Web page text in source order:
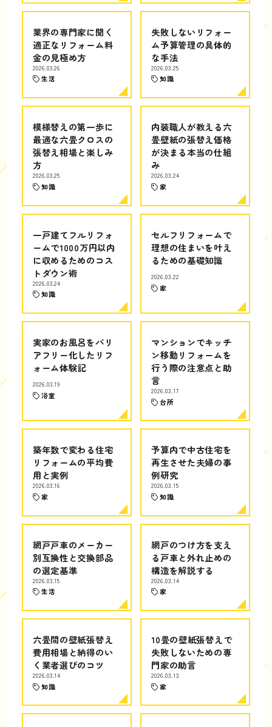
業界の専門家に聞く
適正なリフォーム料
金の見極め方
2026.03.26
生活
失敗しないリフォー
ム予算管理の具体的
な手法
2026.03.25
知識
模様替えの第一歩に
最適な六畳クロスの
張替え相場と楽しみ
方
2026.03.25
知識
内装職人が教える六
畳壁紙の張替え価格
が決まる本当の仕組
み
2026.03.24
家
一戸建てフルリフォ
ームで1000万円以内
に収めるためのコス
トダウン術
2026.03.24
知識
セルフリフォームで
理想の住まいを叶え
るための基礎知識
2026.03.22
家
実家のお風呂をバリ
アフリー化したリフ
ォーム体験記
2026.03.19
浴室
マンションでキッチ
ン移動リフォームを
行う際の注意点と助
言
2026.03.17
台所
築年数で変わる住宅
リフォームの平均費
用と実例
2026.03.16
家
予算内で中古住宅を
再生させた夫婦の事
例研究
2026.03.15
知識
網戸戸車のメーカー
別互換性と交換部品
の選定基準
2026.03.15
生活
網戸のつけ方を支え
る戸車と外れ止めの
構造を解説する
2026.03.14
家
六畳間の壁紙張替え
費用相場と納得のい
く業者選びのコツ
2026.03.14
知識
10畳の壁紙張替えで
失敗しないための専
門家の助言
2026.03.13
家